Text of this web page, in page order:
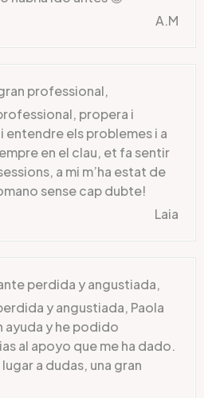
A.M
professional,
propera i
entendre els problemes i a
en el clau, et fa sentir
a mi m’ha estat de
sense cap dubte!
Laia
perdida y angustiada,
y angustiada, Paola
ayuda y he podido
al apoyo que me ha dado.
a dudas, una gran